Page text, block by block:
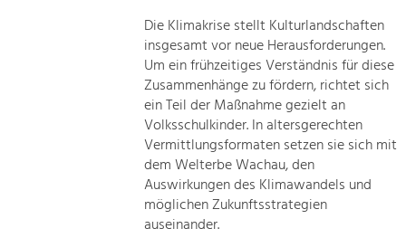
Die Klimakrise stellt Kulturlandschaften
insgesamt vor neue Herausforderungen.
Um ein frühzeitiges Verständnis für diese
Zusammenhänge zu fördern, richtet sich
ein Teil der Maßnahme gezielt an
Volksschulkinder. In altersgerechten
Vermittlungsformaten setzen sie sich mit
dem Welterbe Wachau, den
Auswirkungen des Klimawandels und
möglichen Zukunftsstrategien
auseinander.